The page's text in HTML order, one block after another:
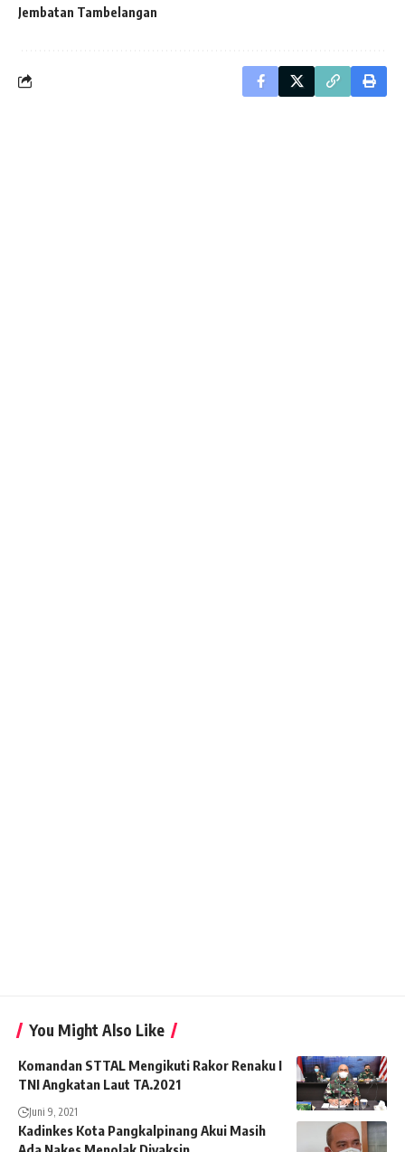
Jembatan Tambelangan
You Might Also Like
Komandan STTAL Mengikuti Rakor Renaku I
TNI Angkatan Laut TA.2021
Juni 9, 2021
Kadinkes Kota Pangkalpinang Akui Masih